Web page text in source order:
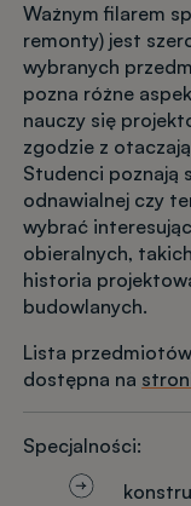
Ważnym filarem
remonty) jest
wybranych
pozna różne
nauczy się
zgodzie z
Studenci poznają
odnawialnej czy
wybrać
obieralnych,
historia
budowlanych.
Lista
dostępna na
Specjalności: